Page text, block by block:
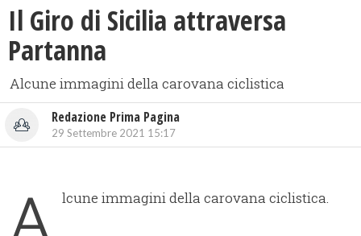
Il Giro di Sicilia attraversa
Partanna
Alcune immagini della carovana ciclistica
Redazione Prima Pagina
29 Settembre 2021 15:17
A lcune immagini della carovana ciclistica.